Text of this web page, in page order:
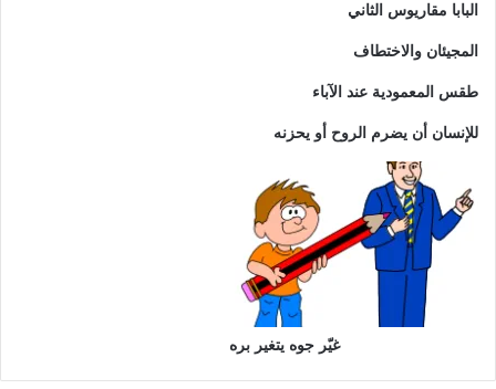
البابا مقاريوس الثاني
المجيئان والاختطاف
طقس المعمودية عند الآباء
للإنسان أن يضرم الروح أو يحزنه
غيّر جوه يتغير بره